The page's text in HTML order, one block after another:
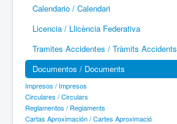
Ultraligeros / Ultralleugers
Vuelo Con Motor / Vol Amb Motor
Calendario / Calendari
Licencia / Llicència Federativa
Tramites Accidentes / Tràmits Accidents
Documentos / Documents
Impresos / Impresos
Circulares / Circulars
Reglamentos / Reglaments
Cartas Aproximación / Cartes Aproximació